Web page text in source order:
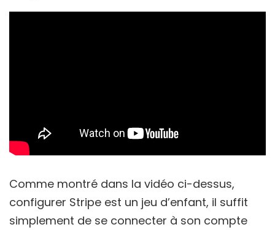
Comme montré dans la vidéo ci-dessus,
configurer Stripe est un jeu d’enfant, il suffit
simplement de se connecter à son compte